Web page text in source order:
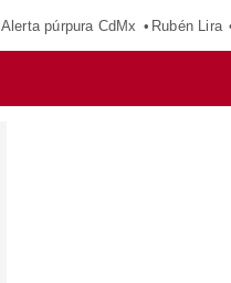
Alerta púrpura CdMx Rubén Lira